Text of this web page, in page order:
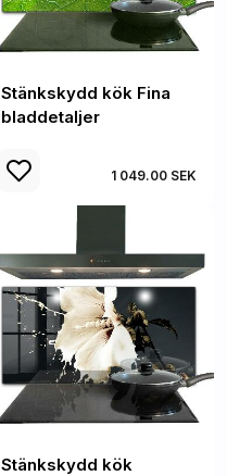
Stänkskydd kök Fina
bladdetaljer
1 049.00 SEK
Stänkskydd kök